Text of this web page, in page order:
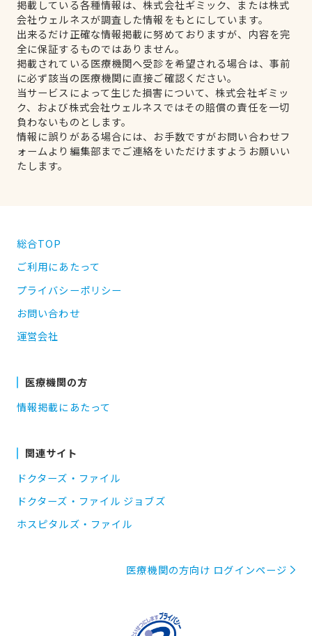
掲載している各種情報は、株式会社ギミック、または株式
会社ウェルネスが調査した情報をもとにしています。
出来るだけ正確な情報掲載に努めておりますが、内容を完
全に保証するものではありません。
掲載されている医療機関へ受診を希望される場合は、事前
に必ず該当の医療機関に直接ご確認ください。
当サービスによって生じた損害について、株式会社ギミッ
ク、および株式会社ウェルネスではその賠償の責任を一切
負わないものとします。
情報に誤りがある場合には、お手数ですがお問い合わせフ
ォームより編集部までご連絡をいただけますようお願いい
たします。
総合TOP
ご利用にあたって
プライバシーポリシー
お問い合わせ
運営会社
医療機関の方
情報掲載にあたって
関連サイト
ドクターズ・ファイル
ドクターズ・ファイル ジョブズ
ホスピタルズ・ファイル
医療機関の方向け ログインページ